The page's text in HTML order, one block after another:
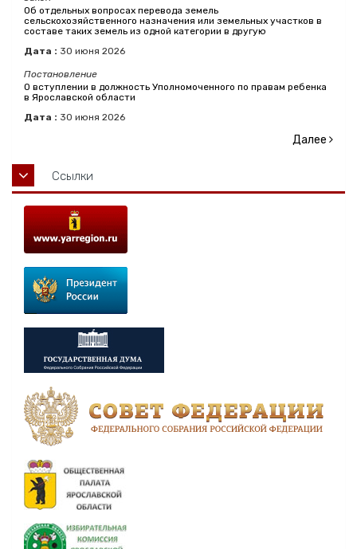
Об отдельных вопросах перевода земель
сельскохозяйственного назначения или земельных участков в
составе таких земель из одной категории в другую
Дата : 30 июня 2026
Постановление
О вступлении в должность Уполномоченного по правам ребенка
в Ярославской области
Дата : 30 июня 2026
Далее
Ссылки